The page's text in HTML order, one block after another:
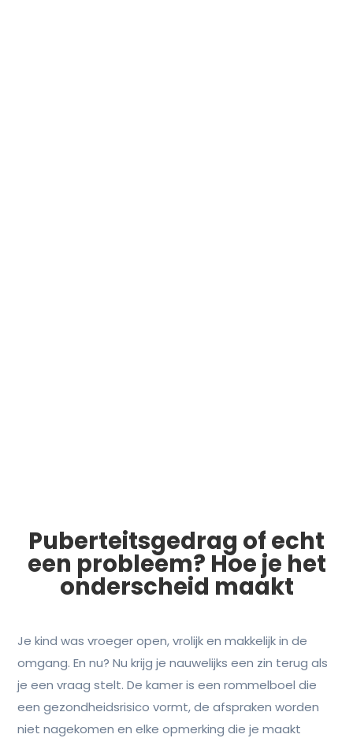
Puberteitsgedrag of echt
een probleem? Hoe je het
onderscheid maakt
Je kind was vroeger open, vrolijk en makkelijk in de
omgang. En nu? Nu krijg je nauwelijks een zin terug als
je een vraag stelt. De kamer is een rommelboel die
een gezondheidsrisico vormt, de afspraken worden
niet nagekomen en elke opmerking die je maakt